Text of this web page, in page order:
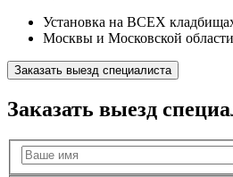
Установка на ВСЕХ
Москвы и Московской области
Заказать выезд специалиста
Заказать выезд